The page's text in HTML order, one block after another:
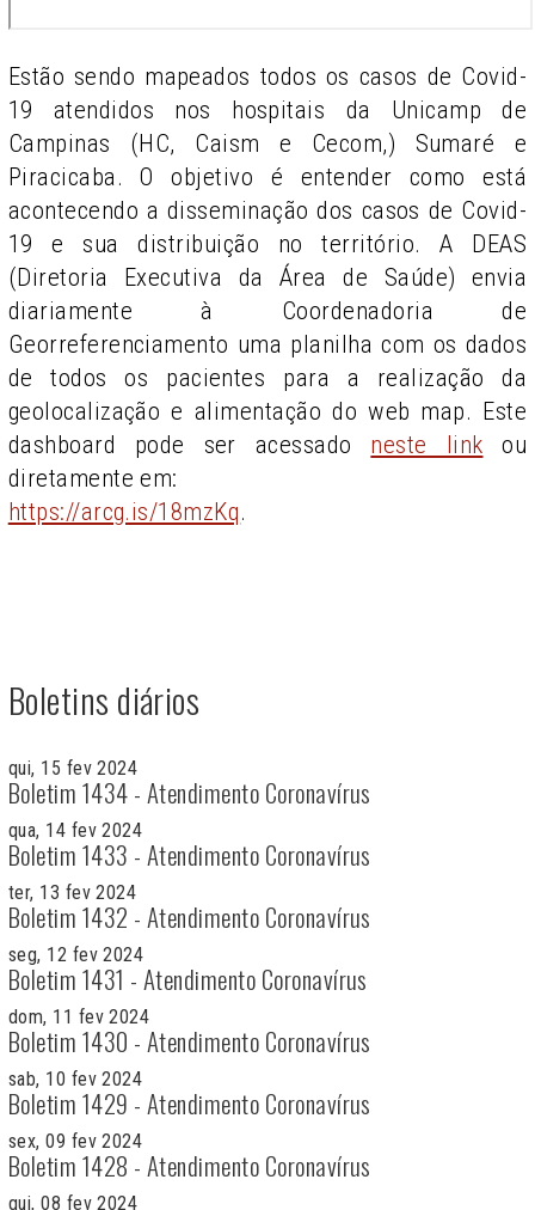
Estão sendo mapeados todos os casos de Covid-
19 atendidos nos hospitais da Unicamp de
Campinas (HC, Caism e Cecom,) Sumaré e
Piracicaba. O objetivo é entender como está
acontecendo a disseminação dos casos de Covid-
19 e sua distribuição no território. A DEAS
(Diretoria Executiva da Área de Saúde) envia
diariamente à Coordenadoria de
Georreferenciamento uma planilha com os dados
de todos os pacientes para a realização da
geolocalização e alimentação do web map. Este
dashboard pode ser acessado neste link ou
diretamente em:
https://arcg.is/18mzKq.
Boletins diários
qui, 15 fev 2024
Boletim 1434 - Atendimento Coronavírus
qua, 14 fev 2024
Boletim 1433 - Atendimento Coronavírus
ter, 13 fev 2024
Boletim 1432 - Atendimento Coronavírus
seg, 12 fev 2024
Boletim 1431 - Atendimento Coronavírus
dom, 11 fev 2024
Boletim 1430 - Atendimento Coronavírus
sab, 10 fev 2024
Boletim 1429 - Atendimento Coronavírus
sex, 09 fev 2024
Boletim 1428 - Atendimento Coronavírus
qui, 08 fev 2024